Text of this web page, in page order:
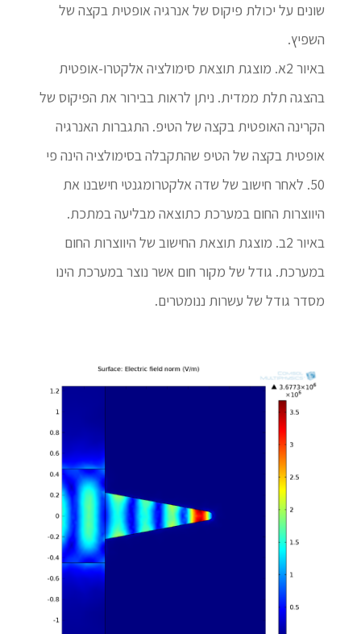
שונים על יכולת פיקוס של אנרגיה אופטית בקצה של
השפיץ.
באיור 2א. מוצגת תוצאת סימולציה אלקטרו-אופטית
בהצגה תלת ממדית. ניתן לראות בבירור את הפיקוס של
הקרינה האופטית בקצה של הטיפ. התגברות האנרגיה
אופטית בקצה של הטיפ שהתקבלה בסימולציה הינה פי
50. לאחר חישוב של שדה אלקטרומגנטי חישבנו את
היווצרות החום במערכת כתוצאה מבליעה במתכת.
באיור 2ב. מוצגת תוצאת החישוב של היווצרות החום
במערכת. גודל של מקור חום אשר נוצר במערכת הינו
מסדר גודל של עשרות ננומטרים.